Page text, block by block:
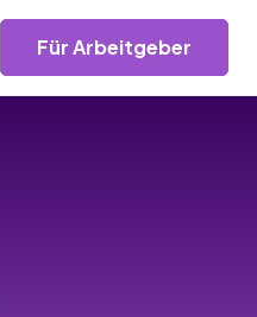
Für Arbeitgeber